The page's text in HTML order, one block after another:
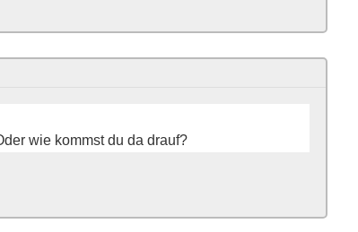
wie kommst du da drauf?